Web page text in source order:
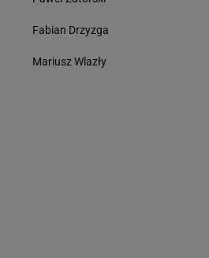
Fabian Drzyzga
Mariusz Wlazły